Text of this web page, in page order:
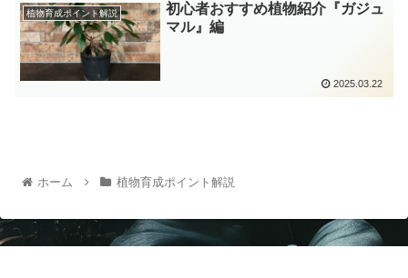
植物育成ポイント解説
初心者おすすめ植物紹介『ガジュ
マル』編
2025.03.22
ホーム 植物育成ポイント解説